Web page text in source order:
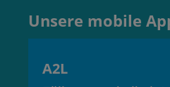
Unsere mobile
A2L